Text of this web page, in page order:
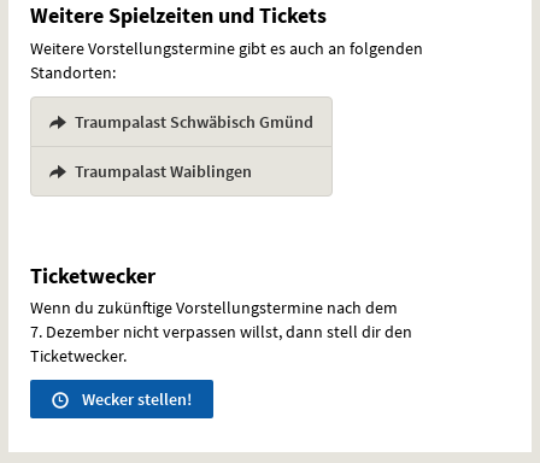
Weitere Spielzeiten und Tickets
Weitere Vorstellungstermine gibt es auch an folgenden
Standorten:
Traumpalast Schwäbisch Gmünd
Traumpalast Waiblingen
Ticketwecker
Wenn du zukünftige Vorstellungstermine nach dem
7. Dezember nicht verpassen willst, dann stell dir den
Ticketwecker.
Wecker stellen!